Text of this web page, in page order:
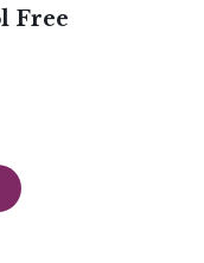
Free